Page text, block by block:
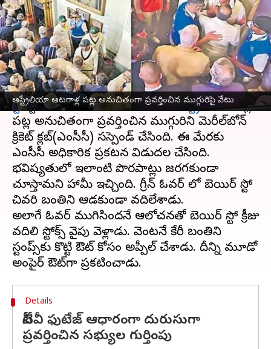
ఆస్ట్రేలియా ఆటగాళ్ల పట్ల అనుచితంగా ప్రవర్తించిన ముగ్గురిపై వేటు
వేటు
వ్రాసిన వారు Jayachandra Akuri Jul 04, 2023 12:11 pm
ఈ వార్తాకథనం ఏంటి
యాషెస్రెండో టెస్టు చివరి రోజు ఇంగ్లాండ్ బ్యాటర్బెయిర్
స్టోస్టంపౌట్ వివాదానికి సంబంధించిఆస్ట్రేలియాఆటగాళ్ల
పట్ల అనుచితంగా ప్రవర్తించిన ముగ్గురిని మెరీల్‌బోన్
క్రికెట్ క్లబ్(ఎంసీసీ) సస్పెండ్ చేసింది. ఈ మేరకు
ఎంసీసీ అధికారిక ప్రకటన విడుదల చేసింది.
భవిష్యతులో ఇలాంటి పొరపాట్లు జరగకుండా
చూస్తామని హామీ ఇచ్చింది. గ్రీన్ ఓవర్ లో బెయిర్ స్టో
చివరి బంతిని ఆడకుండా వదిలేశాడు.
అలాగే ఓవర్ ముగిసిందనే ఆలోచనతో బెయిర్ స్టో క్రీజు
వదిలి స్టోక్స్ వైపు వెళ్లాడు. వెంటనే కేరీ బంతిని
స్టంప్స్‌కు కొట్టి ఔట్‌ కోసం అప్పీల్‌ చేశాడు. దీన్ని మూడో
Details
సీసీటీవీ ఫుటేజ్ ఆధారంగా దురుసుగా
ప్రవర్తించిన సభ్యుల గుర్తింపు